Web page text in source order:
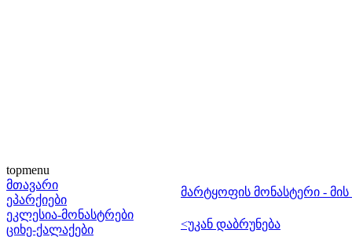
topmenu
მთავარი
ეპარქიები
ეკლესია-მონასტრები
ციხე-ქალაქები
მარტყოფის მონასტერი -
<უკან დაბრუნება